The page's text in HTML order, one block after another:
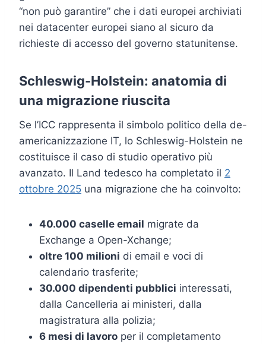
“non può garantire” che i dati europei archiviati
nei datacenter europei siano al sicuro da
richieste di accesso del governo statunitense.
Schleswig-Holstein: anatomia di
una migrazione riuscita
Se l’ICC rappresenta il simbolo politico della de-
americanizzazione IT, lo Schleswig-Holstein ne
costituisce il caso di studio operativo più
avanzato. Il Land tedesco ha completato il 2
ottobre 2025 una migrazione che ha coinvolto:
40.000 caselle email migrate da
Exchange a Open-Xchange;
oltre 100 milioni di email e voci di
calendario trasferite;
30.000 dipendenti pubblici interessati,
dalla Cancelleria ai ministeri, dalla
magistratura alla polizia;
6 mesi di lavoro per il completamento